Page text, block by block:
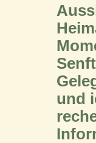
und